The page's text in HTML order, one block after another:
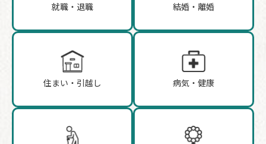
就職・退職 結婚・離婚
住まい・引越し 病気・健康